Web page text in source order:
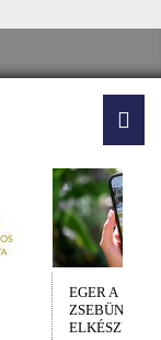
EGER A
ELKÉSZÜLT